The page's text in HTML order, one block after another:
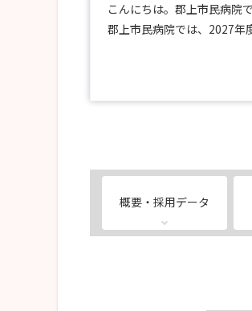
こんにちは。郡上市民病院
郡上市民病院では、2027年
みなさまにお会いできる
お気軽にお問い合わせく
概要・採用データ